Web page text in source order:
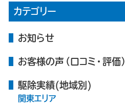
カテゴリー
お知らせ
お客様の声（口コミ・評価）
駆除実績(地域別)
関東エリア